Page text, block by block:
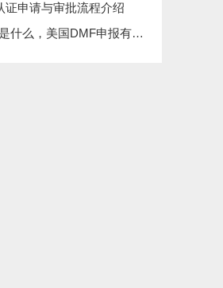
证申请与审批流程介绍
DMF申报有几种分类，药物主文件备案流程介绍